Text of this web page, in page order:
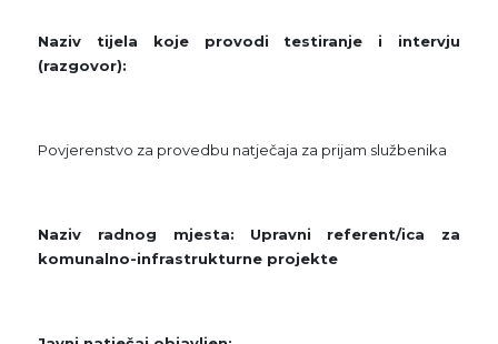
Naziv tijela koje provodi testiranje i intervju
(razgovor):
Povjerenstvo za provedbu natječaja za prijam službenika
Naziv radnog mjesta:
Upravni referent/ica za
komunalno-infrastrukturne projekte